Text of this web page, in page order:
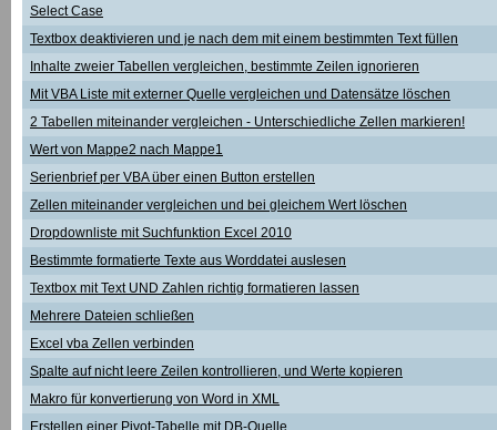
Select Case
Textbox deaktivieren und je nach dem mit einem bestimmten Text füllen
Inhalte zweier Tabellen vergleichen, bestimmte Zeilen ignorieren
Mit VBA Liste mit externer Quelle vergleichen und Datensätze löschen
2 Tabellen miteinander vergleichen - Unterschiedliche Zellen markieren!
Wert von Mappe2 nach Mappe1
Serienbrief per VBA über einen Button erstellen
Zellen miteinander vergleichen und bei gleichem Wert löschen
Dropdownliste mit Suchfunktion Excel 2010
Bestimmte formatierte Texte aus Worddatei auslesen
Textbox mit Text UND Zahlen richtig formatieren lassen
Mehrere Dateien schließen
Excel vba Zellen verbinden
Spalte auf nicht leere Zeilen kontrollieren, und Werte kopieren
Makro für konvertierung von Word in XML
Erstellen einer Pivot-Tabelle mit DB-Quelle